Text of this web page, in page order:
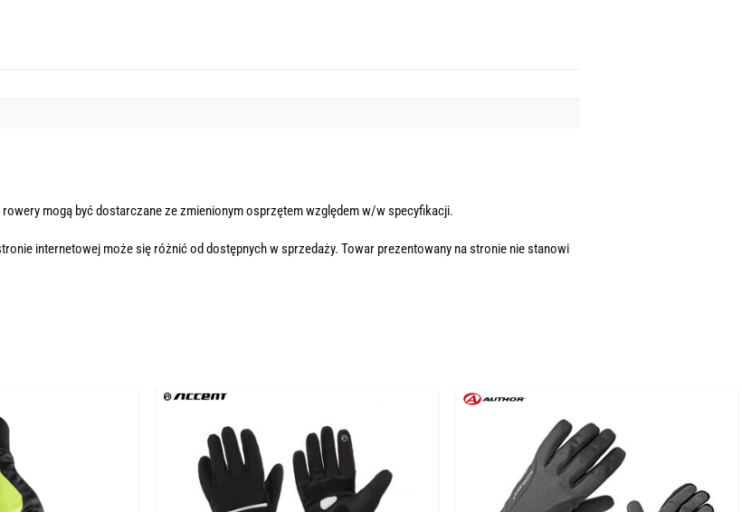
mogą być dostarczane ze zmienionym osprzętem względem w/w specyfikacji.
internetowej może się różnić od dostępnych w sprzedaży. Towar prezentowany na stronie nie stanowi